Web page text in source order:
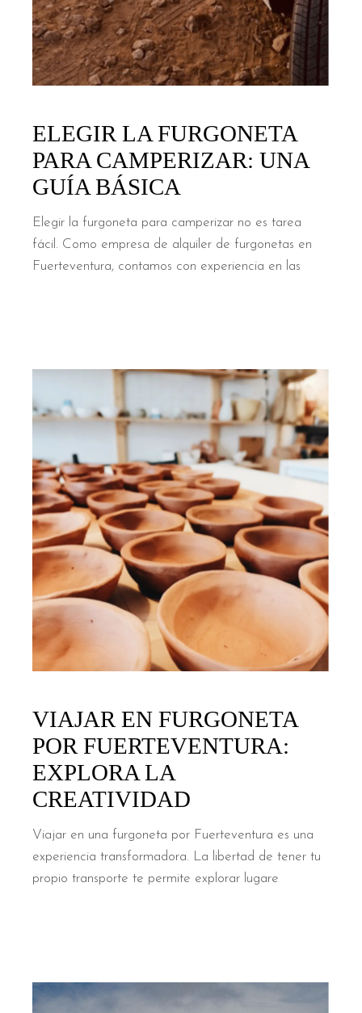
ELEGIR LA FURGONETA
PARA CAMPERIZAR: UNA
GUÍA BÁSICA
Elegir la furgoneta para camperizar no es tarea
fácil. Como empresa de alquiler de furgonetas en
Fuerteventura, contamos con experiencia en las
VIAJAR EN FURGONETA
POR FUERTEVENTURA:
EXPLORA LA
CREATIVIDAD
Viajar en una furgoneta por Fuerteventura es una
experiencia transformadora. La libertad de tener tu
propio transporte te permite explorar lugare